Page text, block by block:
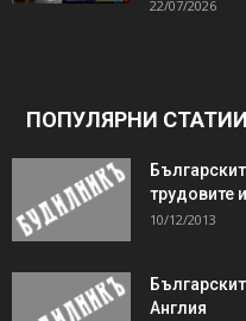
22/07/2026
ПОПУЛЯРНИ СТАТИИ
трудовите
10/12/2013
Англия